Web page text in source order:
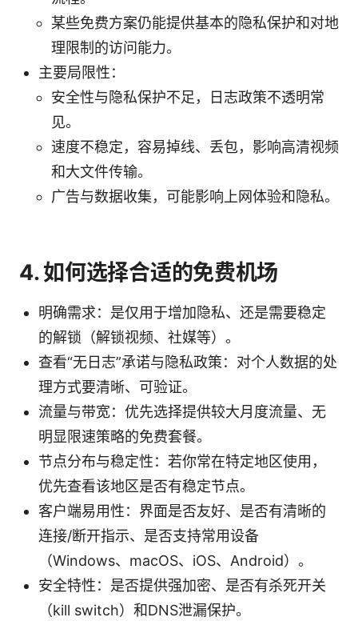
某些免费方案仍能提供基本的隐私保护和对地
理限制的访问能力。
主要局限性：
安全性与隐私保护不足，日志政策不透明常
见。
速度不稳定，容易掉线、丢包，影响高清视频
和大文件传输。
广告与数据收集，可能影响上网体验和隐私。
4. 如何选择合适的免费机场
明确需求：是仅用于增加隐私、还是需要稳定
的解锁（解锁视频、社媒等）。
查看“无日志”承诺与隐私政策：对个人数据的处
理方式要清晰、可验证。
流量与带宽：优先选择提供较大月度流量、无
明显限速策略的免费套餐。
节点分布与稳定性：若你常在特定地区使用，
优先查看该地区是否有稳定节点。
客户端易用性：界面是否友好、是否有清晰的
连接/断开指示、是否支持常用设备
（Windows、macOS、iOS、Android）。
安全特性：是否提供强加密、是否有杀死开关
（kill switch）和DNS泄漏保护。